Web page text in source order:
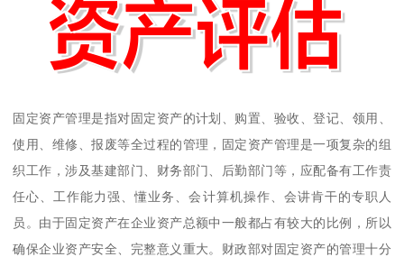
固定资产管理是指对固定资产的计划、购置、验收、登记、领用、
使用、维修、报废等全过程的管理，固定资产管理是一项复杂的组
织工作，涉及基建部门、财务部门、后勤部门等，应配备有工作责
任心、工作能力强、懂业务、会计算机操作、会讲肯干的专职人
员。由于固定资产在企业资产总额中一般都占有较大的比例，所以
确保企业资产安全、完整意义重大。财政部对固定资产的管理十分